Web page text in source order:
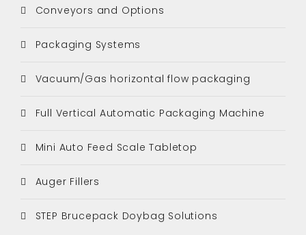
Conveyors and Options
Packaging Systems
Vacuum/Gas horizontal flow packaging
Full Vertical Automatic Packaging Machine
Mini Auto Feed Scale Tabletop
Auger Fillers
STEP Brucepack Doybag Solutions